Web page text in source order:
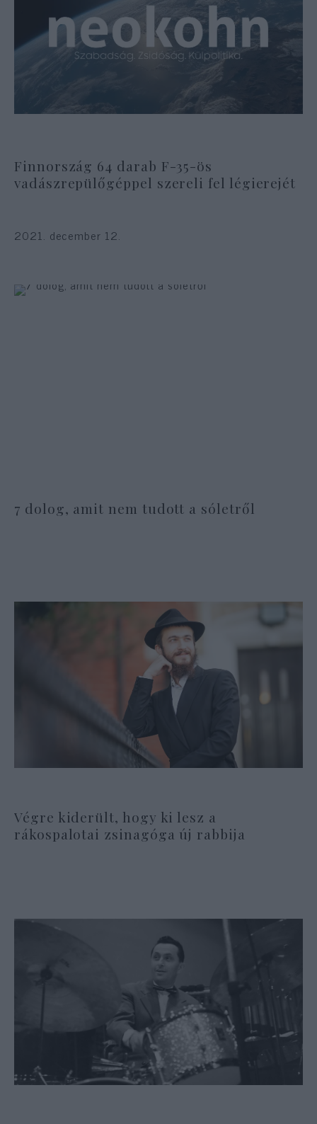
Finnország 64 darab F-35-ös
vadászrepülőgéppel szereli fel légierejét
2021. december 12.
7 dolog, amit nem tudott a sóletről
Végre kiderült, hogy ki lesz a
rákospalotai zsinagóga új rabbija